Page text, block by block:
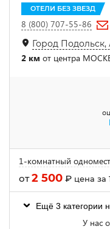
ОТЕЛИ БЕЗ ЗВЕЗД
8 (800) 707-55-86
Город
2 км от центра
1-комнатный
от2 500 ₽ цена за
Ещё 3 категории
У нас